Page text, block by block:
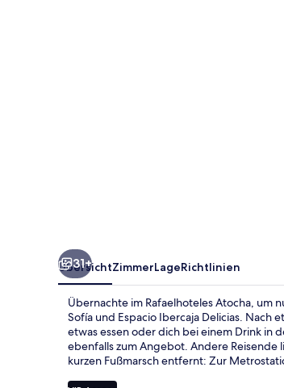
31+
ÜbersichtZimmerLageRichtlinien
Übernachte im Rafaelhoteles Atocha, um
Sofía und Espacio Ibercaja Delicias. Nach
etwas essen oder dich bei einem Drink in
ebenfalls zum Angebot. Andere
kurzen Fußmarsch entfernt: Zur